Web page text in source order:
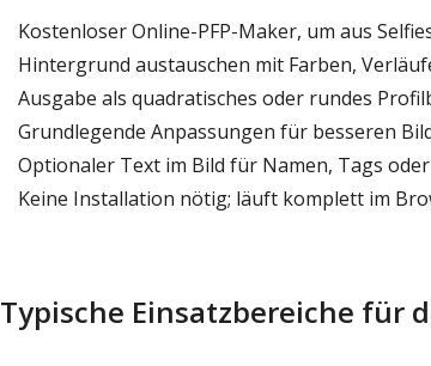
Kostenloser Online-PFP-Maker, um aus
Hintergrund austauschen mit Farben,
Ausgabe als quadratisches oder rundes
Grundlegende Anpassungen für besseren
Optionaler Text im Bild für Namen, Tags
Keine Installation nötig; läuft komplett im
Typische Einsatzbereiche für